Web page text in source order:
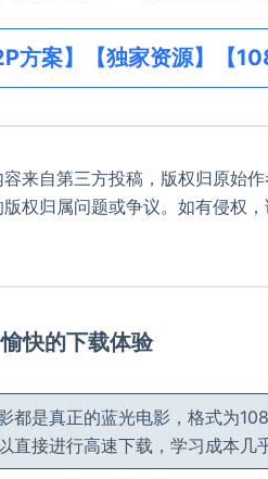
方案】【独家资源】【
来自第三方投稿，版权归原始
权归属问题或争议。如有侵权
快的下载体验
都是真正的蓝光电影，格式为
直接进行高速下载，学习成本几